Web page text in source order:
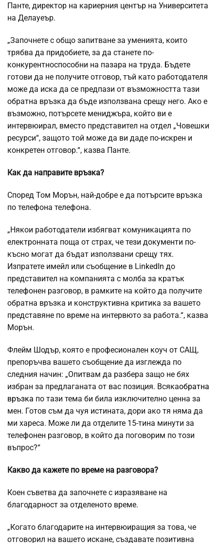
Панте, директор на кариерния център на Университета
на Делауеър.
„Започнете с общо запитване за уменията, които
трябва да придобиете, за да станете по-
конкурентноспособни на пазара на труда. Бъдете
готови да не получите отговор, тъй като работодателя
може да иска да се предпази от възможността тази
обратна връзка да бъде използвана срещу него. Ако е
възможно, потърсете мениджъра, който ви е
интервюирал, вместо представител на отдел „Човешки
ресурси“, защото той може да ви даде по-искрен и
конкретен отговор.“, казва Панте.
Как да направите връзка?
Според Том Морън, най-добре е да потърсите връзка
по телефона телефона.
„Някои работодатели избягват комуникацията по
електронната поща от страх, че тези документи по-
късно могат да бъдат използвани срещу тях.
Изпратете имейл или съобщение в LinkedIn до
представител на компанията с молба за кратък
телефонен разговор, в рамките на който да получите
обратна връзка и конструктивна критика за вашето
представяне по време на интервюто за работа.“, казва
Морън.
Флейм Шодър, която е професионален коуч от САЩ,
препоръчва вашето съобщение да изглежда по
следния начин: „Опитвам да разбера защо не бях
избран за предлаганата от вас позиция. Всякаобратна
връзка по тази тема би била изключително ценна за
мен. Готов съм да чуя истината, дори ако тя няма да
ми хареса. Може ли да отделите 15-тина минути за
телефонен разговор, в който да поговорим по този
въпрос?“
Какво да кажете по време на разговора­?
Коен съветва да започнете с изразяване на
благодарност за отделеното време.
„Когато благодарите на интервюиращия за това, че
отговорил на вашето искане, създавате позитивна